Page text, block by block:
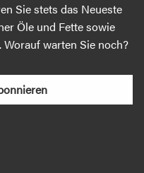
Sie stets das Neueste
Öle und Fette sowie
warten Sie noch?